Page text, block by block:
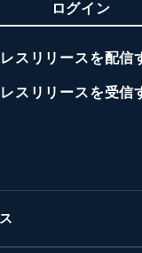
ログイン
スリリースを配信
スリリースを受信